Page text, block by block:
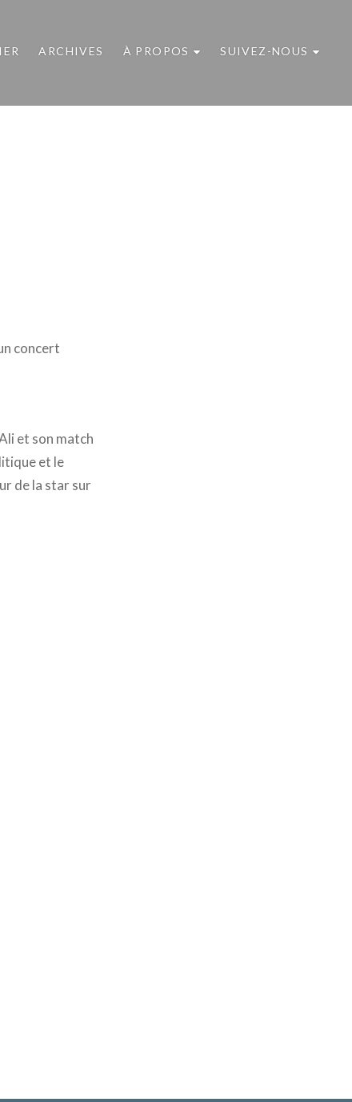
ARCHIVES À PROPOS SUIVEZ-NOUS
concert
et son match
et le
de la star sur